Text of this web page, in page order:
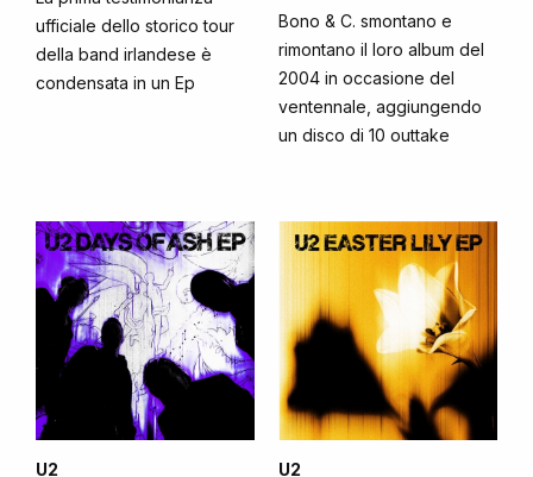
ufficiale dello storico tour
della band irlandese è
condensata in un Ep
Bono & C. smontano e
rimontano il loro album del
2004 in occasione del
ventennale, aggiungendo
un disco di 10 outtake
U2
U2